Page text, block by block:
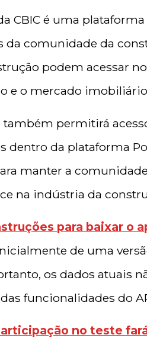
CBIC é uma
da comunidade da
podem acessar
e o mercado
permitirá
dentro da plataforma
manter a
na indústria da
para baixar o
de uma
os dados atuais
funcionalidades do
no teste